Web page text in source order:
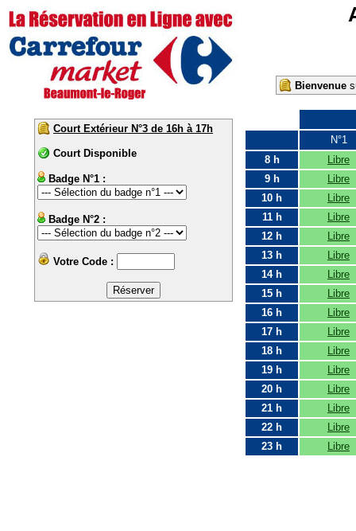
Bienvenue
Court Extérieur N°3 de 16h à 17h
Court Disponible
Badge N°1 :
Badge N°2 :
Votre Code :
N°1
8 h
Libre
9 h
Libre
10 h
Libre
11 h
Libre
12 h
Libre
13 h
Libre
14 h
Libre
15 h
Libre
16 h
Libre
17 h
Libre
18 h
Libre
19 h
Libre
20 h
Libre
21 h
Libre
22 h
Libre
23 h
Libre